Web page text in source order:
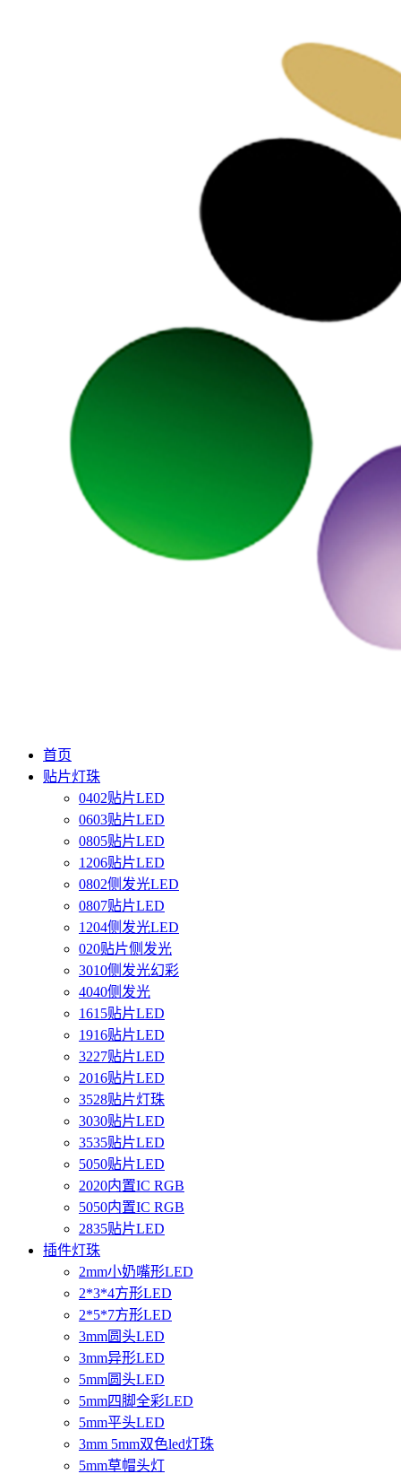
首页
贴片灯珠
0402贴片LED
0603贴片LED
0805贴片LED
1206贴片LED
0802侧发光LED
0807贴片LED
1204侧发光LED
020贴片侧发光
3010侧发光幻彩
4040侧发光
1615贴片LED
1916贴片LED
3227贴片LED
2016贴片LED
3528贴片灯珠
3030贴片LED
3535贴片LED
5050贴片LED
2020内置IC RGB
5050内置IC RGB
2835贴片LED
插件灯珠
2mm小奶嘴形LED
2*3*4方形LED
2*5*7方形LED
3mm圆头LED
3mm异形LED
5mm圆头LED
5mm四脚全彩LED
5mm平头LED
3mm 5mm双色led灯珠
5mm草帽头灯